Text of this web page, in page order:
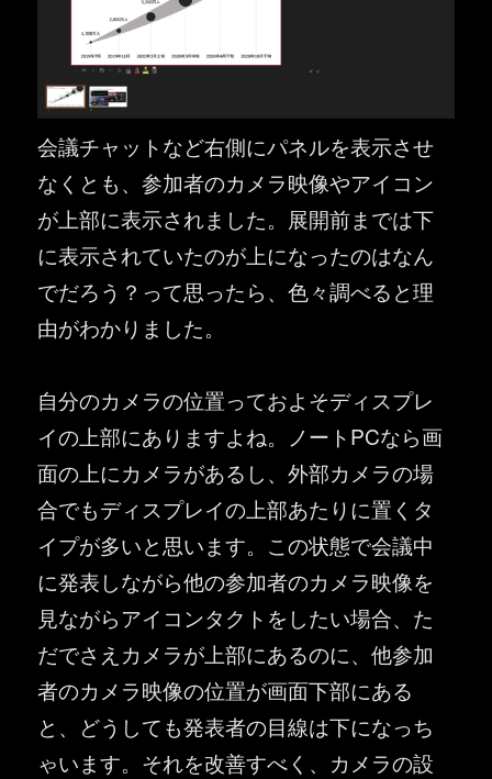
会議チャットなど右側にパネルを表示させ
なくとも、参加者のカメラ映像やアイコン
が上部に表示されました。展開前までは下
に表示されていたのが上になったのはなん
でだろう？って思ったら、色々調べると理
由がわかりました。
自分のカメラの位置っておよそディスプレ
イの上部にありますよね。ノートPCなら画
面の上にカメラがあるし、外部カメラの場
合でもディスプレイの上部あたりに置くタ
イプが多いと思います。この状態で会議中
に発表しながら他の参加者のカメラ映像を
見ながらアイコンタクトをしたい場合、た
だでさえカメラが上部にあるのに、他参加
者のカメラ映像の位置が画面下部にある
と、どうしても発表者の目線は下になっち
ゃいます。それを改善すべく、カメラの設